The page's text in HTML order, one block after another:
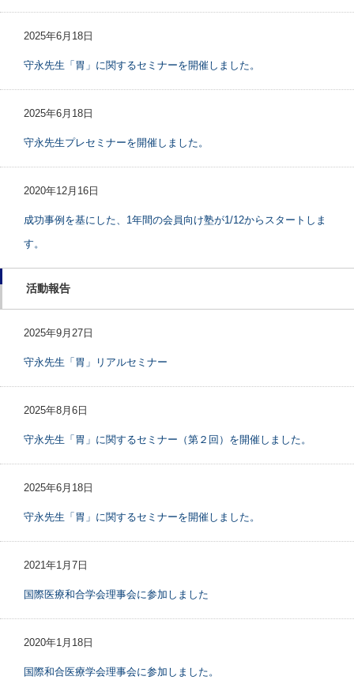
2025年6月18日
守永先生「胃」に関するセミナーを開催しました。
2025年6月18日
守永先生プレセミナーを開催しました。
2020年12月16日
成功事例を基にした、1年間の会員向け塾が1/12からスタートしま
す。
活動報告
2025年9月27日
守永先生「胃」リアルセミナー
2025年8月6日
守永先生「胃」に関するセミナー（第２回）を開催しました。
2025年6月18日
守永先生「胃」に関するセミナーを開催しました。
2021年1月7日
国際医療和合学会理事会に参加しました
2020年1月18日
国際和合医療学会理事会に参加しました。